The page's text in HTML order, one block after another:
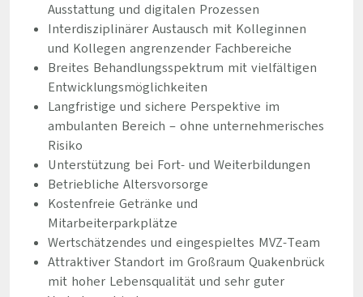
Ausstattung und digitalen Prozessen
Interdisziplinärer Austausch mit Kolleginnen
und Kollegen angrenzender Fachbereiche
Breites Behandlungsspektrum mit vielfältigen
Entwicklungsmöglichkeiten
Langfristige und sichere Perspektive im
ambulanten Bereich – ohne unternehmerisches
Risiko
Unterstützung bei Fort- und Weiterbildungen
Betriebliche Altersvorsorge
Kostenfreie Getränke und
Mitarbeiterparkplätze
Wertschätzendes und eingespieltes MVZ-Team
Attraktiver Standort im Großraum Quakenbrück
mit hoher Lebensqualität und sehr guter